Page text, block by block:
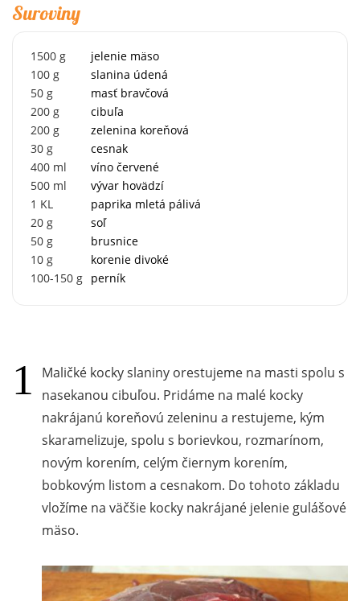
Suroviny
1500 g
jelenie mäso
100 g
slanina údená
50 g
masť bravčová
200 g
cibuľa
200 g
zelenina koreňová
30 g
cesnak
400 ml
víno červené
500 ml
vývar hovädzí
1 KL
paprika mletá pálivá
20 g
soľ
50 g
brusnice
10 g
korenie divoké
100-150 g perník
Maličké kocky slaniny orestujeme na masti spolu s
nasekanou cibuľou. Pridáme na malé kocky
nakrájanú koreňovú zeleninu a restujeme, kým
skaramelizuje, spolu s borievkou, rozmarínom,
novým korením, celým čiernym korením,
bobkovým listom a cesnakom. Do tohoto základu
vložíme na väčšie kocky nakrájané jelenie gulášové
mäso.